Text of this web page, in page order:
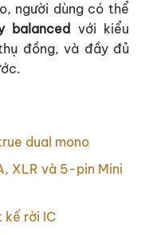
người dùng có thể
balanced với kiểu
đồng, và đầy đủ
dual mono
XLR và 5-pin Mini
kế rời IC